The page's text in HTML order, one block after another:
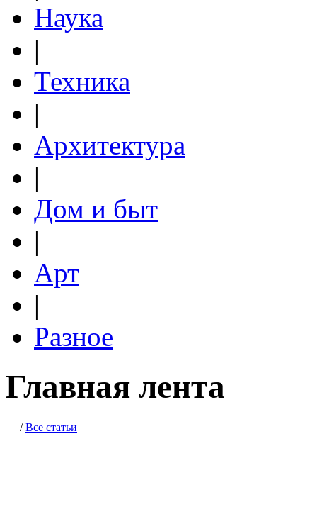
Наука
|
Техника
|
Архитектура
|
Дом и быт
|
Арт
|
Разное
Главная лента
/Все статьи